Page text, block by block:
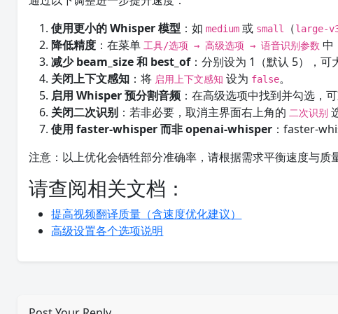
使用更小的 Whisper 模型 ：如medium 或 small （large-
降低精度 ：在菜单工具/选项 → 高级选项 → 语音识别参数 中
减少 beam_size 和 best_of：分别设为 1（默认 5），可
关闭上下文感知 ：将 启用上下文感知 设为 false。
启用 Whisper 预分割音频 ：在高级选项中找到并勾选，
关闭二次识别 ：若非必要，取消主界面右上角的二次识别
使用 faster-whisper 而非 openai-whisper ：faster-
注意：以上优化会牺牲部分准确率，请根据需求平衡速度与质量
请查阅相关文档：
提高视频翻译质量（含速度优化建议）
高级设置各个选项说明